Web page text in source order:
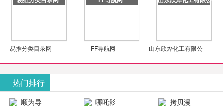
易推分类目录网 FF导航网
山东欣烨化工有限公
热门排行
顺为导
哪吒影
拷贝漫